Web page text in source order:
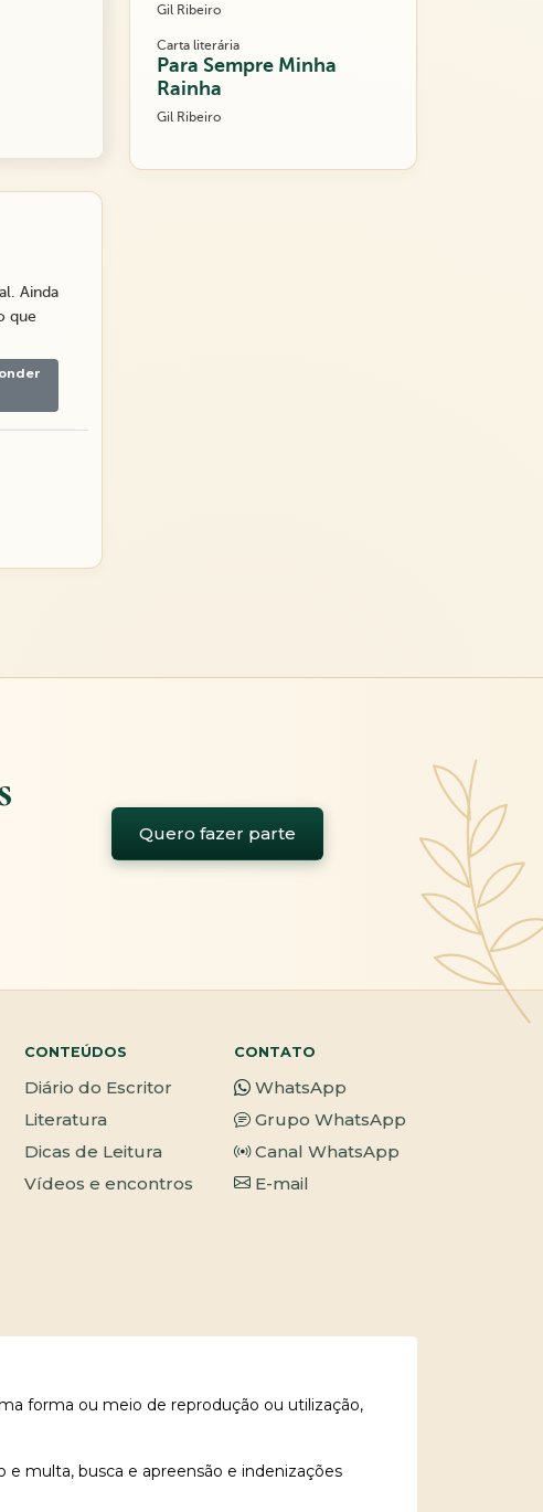
Ainda
que
Gil Ribeiro
Carta literária
Para Sempre Minha
Rainha
Gil Ribeiro
Quero fazer parte
CONTEÚDOS
Diário do Escritor
Literatura
Dicas de Leitura
Vídeos e encontros
CONTATO
WhatsApp
Grupo WhatsApp
Canal WhatsApp
E-mail
forma ou meio de reprodução ou utilização,
e multa, busca e apreensão e indenizações